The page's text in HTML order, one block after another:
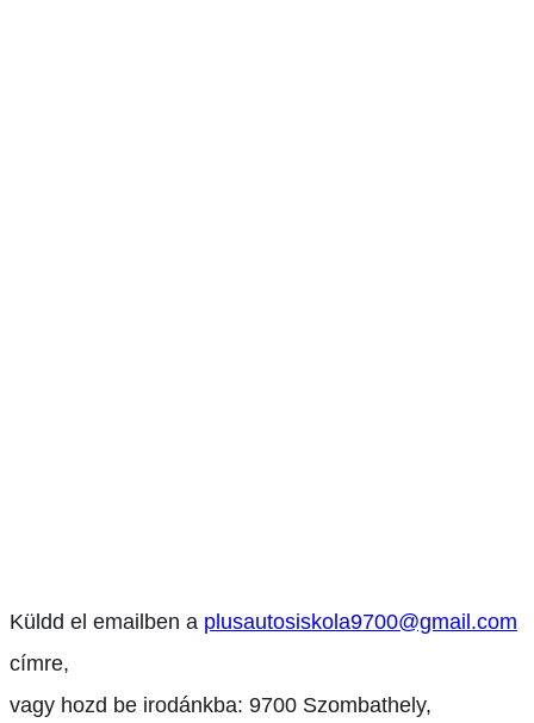
Küldd el emailben a plusautosiskola9700@gmail.com
címre,
vagy hozd be irodánkba: 9700 Szombathely,